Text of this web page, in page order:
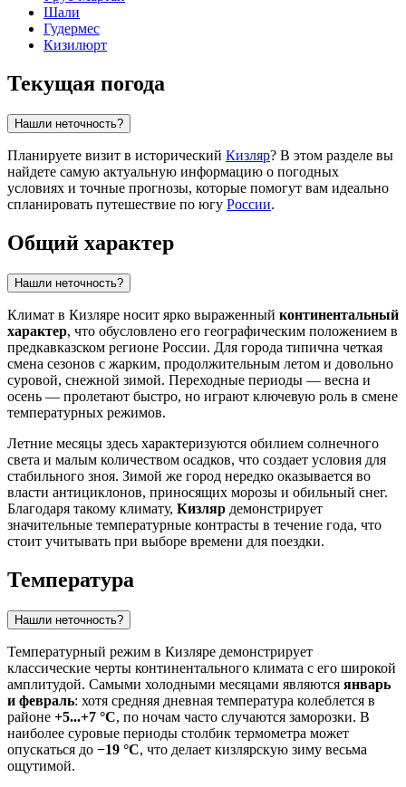
Шали
Гудермес
Кизилюрт
Текущая погода
Нашли неточность?
Планируете визит в исторический Кизляр? В этом разделе вы
найдете самую актуальную информацию о погодных
условиях и точные прогнозы, которые помогут вам идеально
спланировать путешествие по югу России.
Общий характер
Нашли неточность?
Климат в Кизляре носит ярко выраженный континентальный
характер, что обусловлено его географическим положением в
предкавказском регионе России. Для города типична четкая
смена сезонов с жарким, продолжительным летом и довольно
суровой, снежной зимой. Переходные периоды — весна и
осень — пролетают быстро, но играют ключевую роль в смене
температурных режимов.
Летние месяцы здесь характеризуются обилием солнечного
света и малым количеством осадков, что создает условия для
стабильного зноя. Зимой же город нередко оказывается во
власти антициклонов, приносящих морозы и обильный снег.
Благодаря такому климату, Кизляр демонстрирует
значительные температурные контрасты в течение года, что
стоит учитывать при выборе времени для поездки.
Температура
Нашли неточность?
Температурный режим в Кизляре демонстрирует
классические черты континентального климата с его широкой
амплитудой. Самыми холодными месяцами являются январь
и февраль: хотя средняя дневная температура колеблется в
районе +5...+7 °C, по ночам часто случаются заморозки. В
наиболее суровые периоды столбик термометра может
опускаться до −19 °C, что делает кизлярскую зиму весьма
ощутимой.